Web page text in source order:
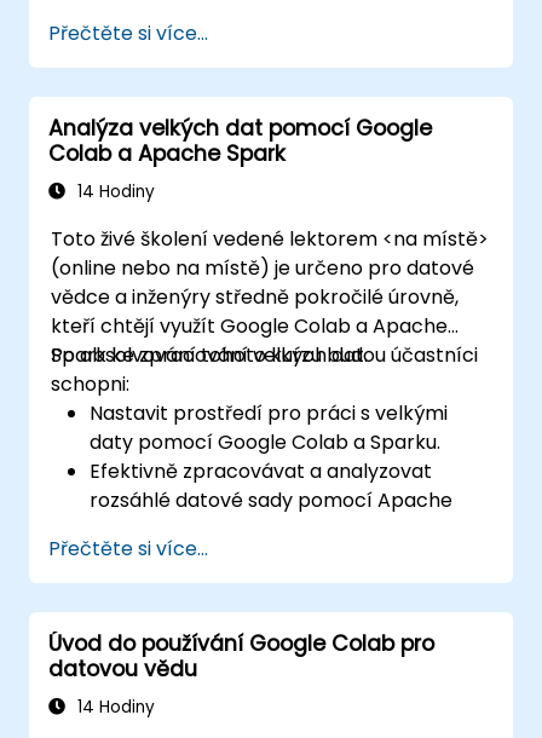
Provádět analýzu lékařských snímků
pomocí technik řízených umělou
inteligencí.
Seznámit se s etickými aspekty řešení
využívajících umělou inteligenci ve
zdravotnictví.
Přečtěte si více...
Analýza velkých dat pomocí Google
Colab a Apache Spark
14 Hodiny
Toto živé školení vedené lektorem <na místě>
(online nebo na místě) je určeno pro datové
vědce a inženýry středně pokročilé úrovně,
kteří chtějí využít Google Colab a Apache
Spark ke zpracování velkých dat.
Po absolvování tohoto kurzu budou účastníci
schopni:
Nastavit prostředí pro práci s velkými
daty pomocí Google Colab a Sparku.
Efektivně zpracovávat a analyzovat
rozsáhlé datové sady pomocí Apache
Vizualizovat velká data v prostředí
umožňujícím spolupráci více uživatelů.
Integrovat Apache Spark s nástroji
cloudových platforem.
Přečtěte si více...
Úvod do používání Google Colab pro
datovou vědu
14 Hodiny